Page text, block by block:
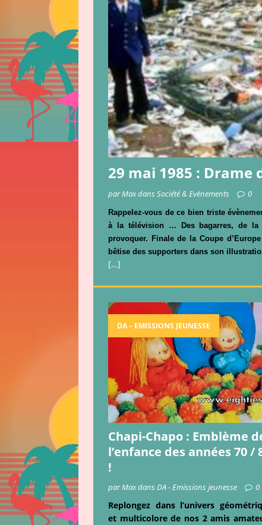
29 mai 1985 : Drame
par Max dans Société & Evènements 0
Rappelez-vous de ce bien triste
à la télévision … Des bagarres, de
provoquer. Finale de la Coupe
bêtise des supporters dans son
[…]
DA – EMISSIONS JEUNESSE
Chapi-Chapo : Emblème
l’enfance des années 70 /
!
par Max dans DA - Emissions jeunesse 0
Replongez dans l’univers
et multicolore de nos 2 amis